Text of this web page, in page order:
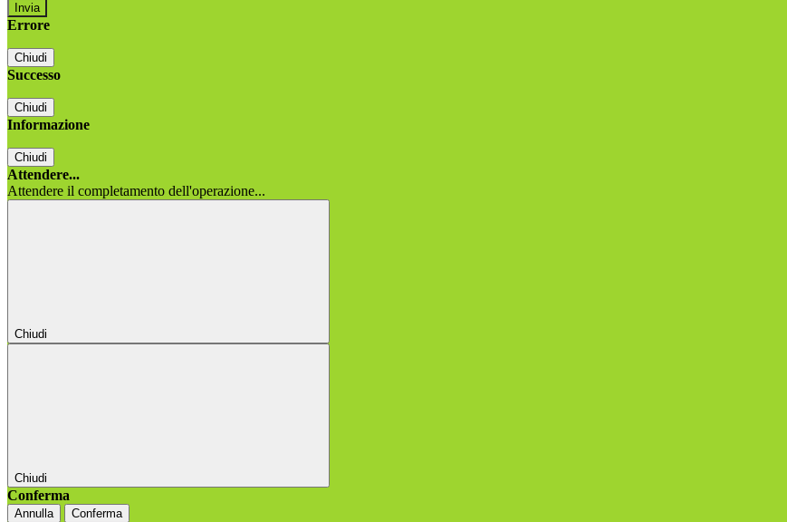
Errore
Chiudi
Successo
Chiudi
Informazione
Chiudi
Attendere...
Attendere il completamento dell'operazione...
Chiudi
Chiudi
Conferma
Annulla Conferma